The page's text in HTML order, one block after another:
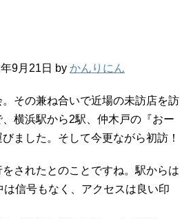
9月21日 by かんりにん
その兼ね合いで近場の未訪店を訪
横浜駅から2駅、仲木戸の『おー
ました。そして今更ながら初訪！
されたとのことですね。駅からは
信号もなく、アクセスは良い印